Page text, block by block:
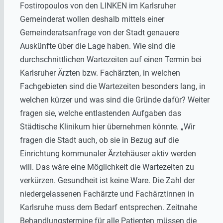
Fostiropoulos von den LINKEN im Karlsruher
Gemeinderat wollen deshalb mittels einer
Gemeinderatsanfrage von der Stadt genauere
Auskünfte über die Lage haben. Wie sind die
durchschnittlichen Wartezeiten auf einen Termin bei
Karlsruher Ärzten bzw. Fachärzten, in welchen
Fachgebieten sind die Wartezeiten besonders lang, in
welchen kürzer und was sind die Gründe dafür? Weiter
fragen sie, welche entlastenden Aufgaben das
Städtische Klinikum hier übernehmen könnte. „Wir
fragen die Stadt auch, ob sie in Bezug auf die
Einrichtung kommunaler Ärztehäuser aktiv werden
will. Das wäre eine Möglichkeit die Wartezeiten zu
verkürzen. Gesundheit ist keine Ware. Die Zahl der
niedergelassenen Fachärzte und Fachärztinnen in
Karlsruhe muss dem Bedarf entsprechen. Zeitnahe
Behandlungstermine für alle Patienten müssen die